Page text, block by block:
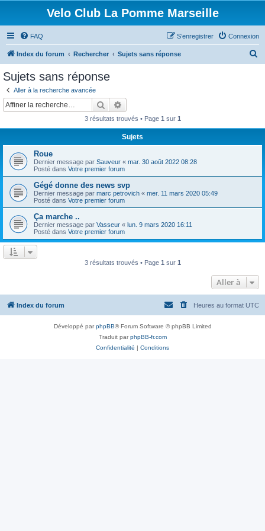
Velo Club La Pomme Marseille
FAQ Connexion
S’enregistrer
Index du forum Rechercher Sujets sans réponse
Sujets sans réponse
Aller à la recherche avancée
Rechercher
3 résultats trouvés • Page 1 sur 1
Sujets
Roue
Dernier message par Sauveur « mar. 30 août 2022 08:28
Posté dans Votre premier forum
Gégé donne des news svp
Dernier message par marc petrovich « mer. 11 mars 2020 05:49
Posté dans Votre premier forum
Ça marche ..
Dernier message par Vasseur « lun. 9 mars 2020 16:11
Posté dans Votre premier forum
3 résultats trouvés • Page 1 sur 1
Aller à
Index du forum Heures au format UTC
Développé parphpBB® Forum Software © phpBB Limited
Traduit parphpBB-fr.com
Confidentialité | Conditions